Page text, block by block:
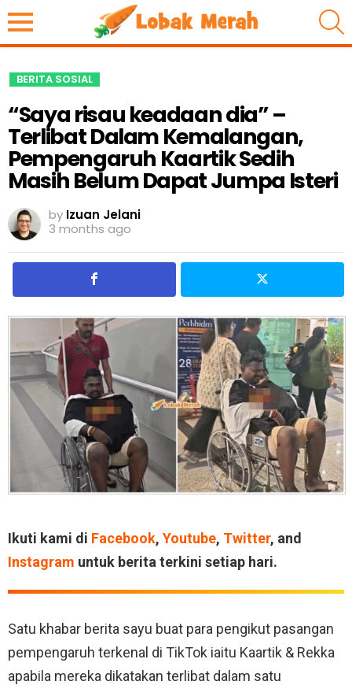
BERITA SOSIAL
“Saya risau keadaan dia” –
Terlibat Dalam Kemalangan,
Pempengaruh Kaartik Sedih
Masih Belum Dapat Jumpa Isteri
by Izuan Jelani
3 months ago
Ikuti kami di Facebook, Youtube, Twitter, and
Instagram untuk berita terkini setiap hari.
Satu khabar berita sayu buat para pengikut pasangan
pempengaruh terkenal di TikTok iaitu Kaartik & Rekka
apabila mereka dikatakan terlibat dalam satu